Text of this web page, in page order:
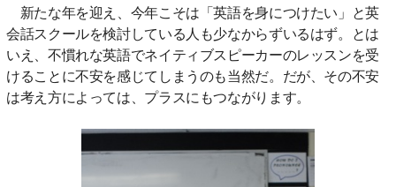
新たな年を迎え、今年こそは「英語を身につけたい」と英
会話スクールを検討している人も少なからずいるはず。とは
いえ、不慣れな英語でネイティブスピーカーのレッスンを受
けることに不安を感じてしまうのも当然だ。だが、その不安
は考え方によっては、プラスにもつながります。